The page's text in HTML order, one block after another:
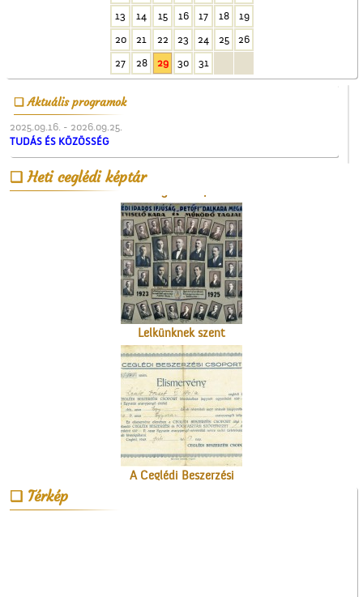
13 14 15 16 17 18
19
20
21 22 23 24 25
26
27
28 29 30 31
Aktuális programok
2025.09.16. - 2026.09.25.
TUDÁS ÉS KÖZÖSSÉG
Heti ceglédi képtár
A Nagytemplom
A Ceglédi Népkör
Lelkünknek szent
szerzeménye
A Ceglédi Beszerzési
Térkép